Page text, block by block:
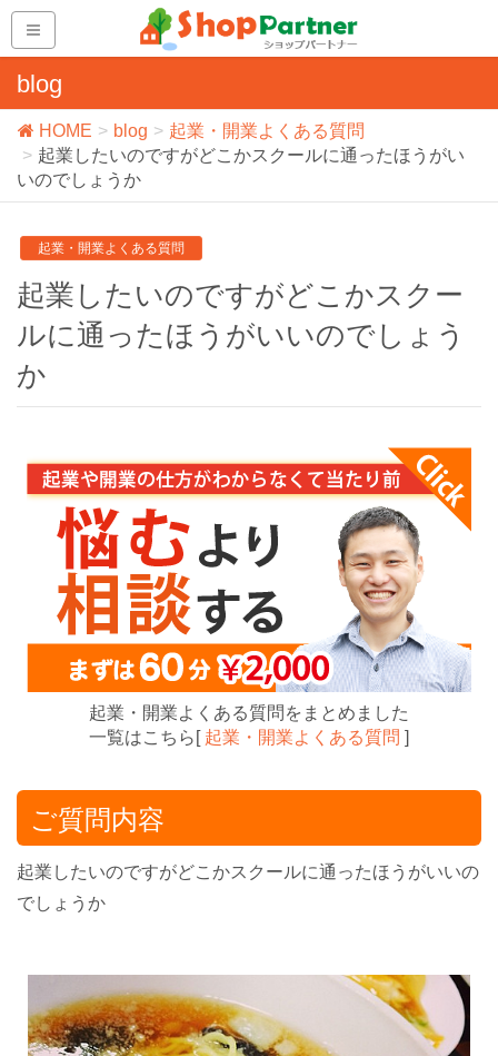
blog
HOME blog
起業・開業よくある質問
起業したいのですがどこかスクールに通ったほうがい
いのでしょうか
起業・開業よくある質問
起業したいのですがどこかスクー
ルに通ったほうがいいのでしょう
か
起業・開業よくある質問をまとめました
一覧はこちら[ 起業・開業よくある質問 ]
ご質問内容
起業したいのですがどこかスクールに通ったほうがいいの
でしょうか